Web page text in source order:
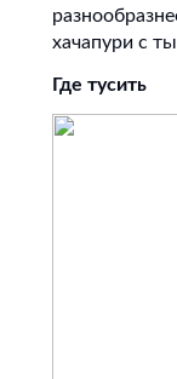
хачапури с
Где тусить